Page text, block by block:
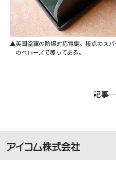
英国空軍の防爆対応電鍵。接点のス
のベローズで覆ってある。
記事